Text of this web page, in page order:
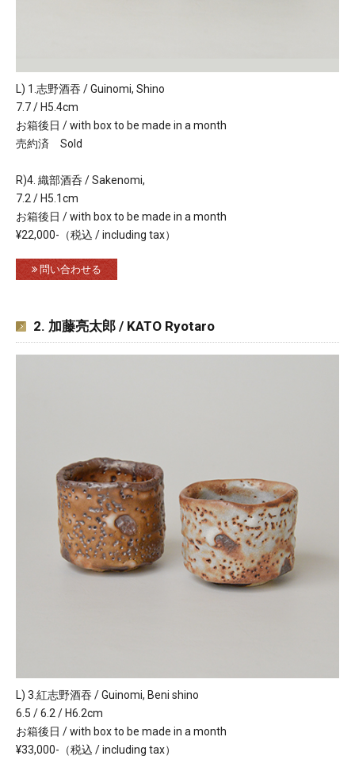
L) 1.志野酒吞 / Guinomi, Shino
7.7 / H5.4cm
お箱後日 / with box to be made in a month
売約済 Sold
R)4. 織部酒呑 / Sakenomi,
7.2 / H5.1cm
お箱後日 / with box to be made in a month
¥22,000-（税込 / including tax）
問い合わせる
2. 加藤亮太郎 / KATO Ryotaro
L) 3.紅志野酒吞 / Guinomi, Beni shino
6.5 / 6.2 / H6.2cm
お箱後日 / with box to be made in a month
¥33,000-（税込 / including tax）